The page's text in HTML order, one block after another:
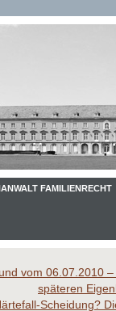
FAMILIENRECHT
vom 06.07.2010
späteren
Scheidung?